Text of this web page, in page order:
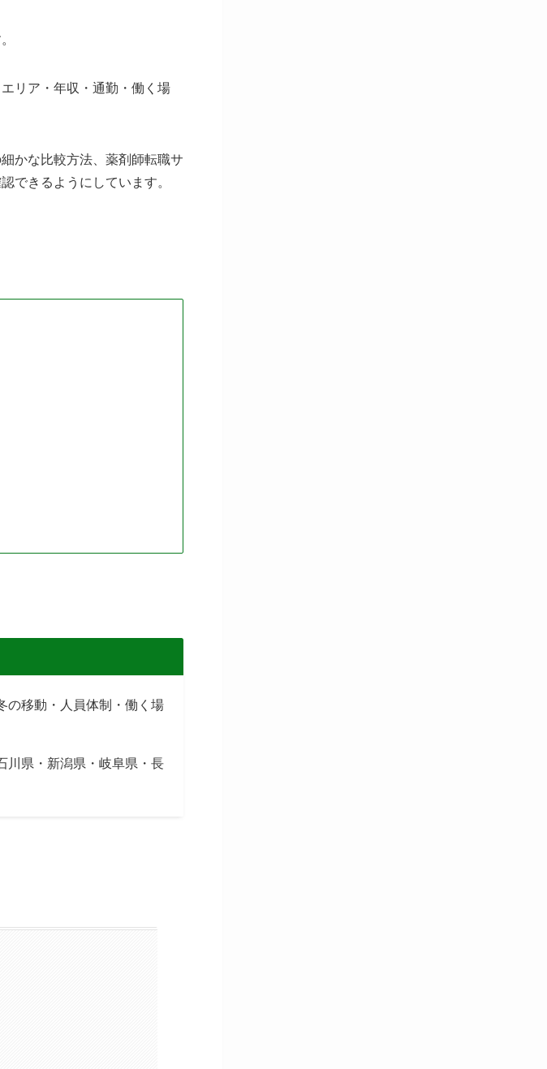
リア・年収・通勤・働く場
かな比較方法、薬剤師転職サ
できるようにしています。
の移動・人員体制・働く場
川県・新潟県・岐阜県・長